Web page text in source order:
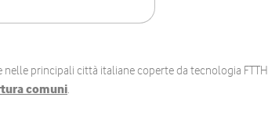
nelle principali città italiane coperte da tecnologia FTTH
comuni.